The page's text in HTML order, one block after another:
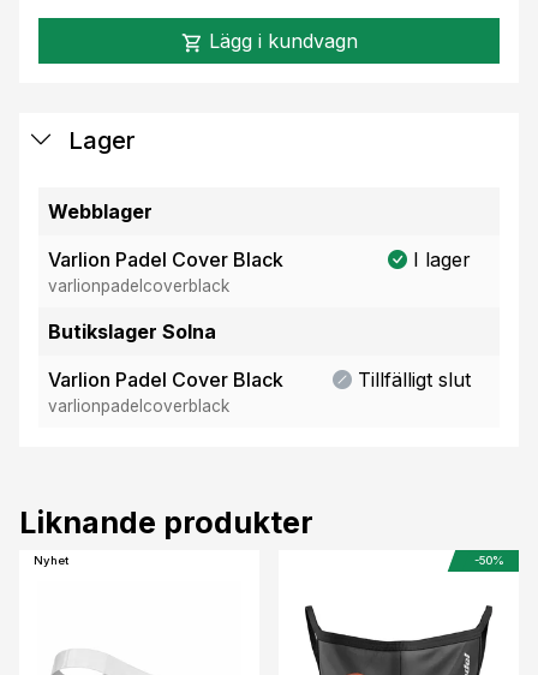
shopping_cart Lägg i kundvagn
Lager
Webblager
Varlion Padel Cover Black
I lager
varlionpadelcoverblack
Butikslager Solna
Varlion Padel Cover Black
Tillfälligt slut
varlionpadelcoverblack
Liknande produkter
Nyhet -50%